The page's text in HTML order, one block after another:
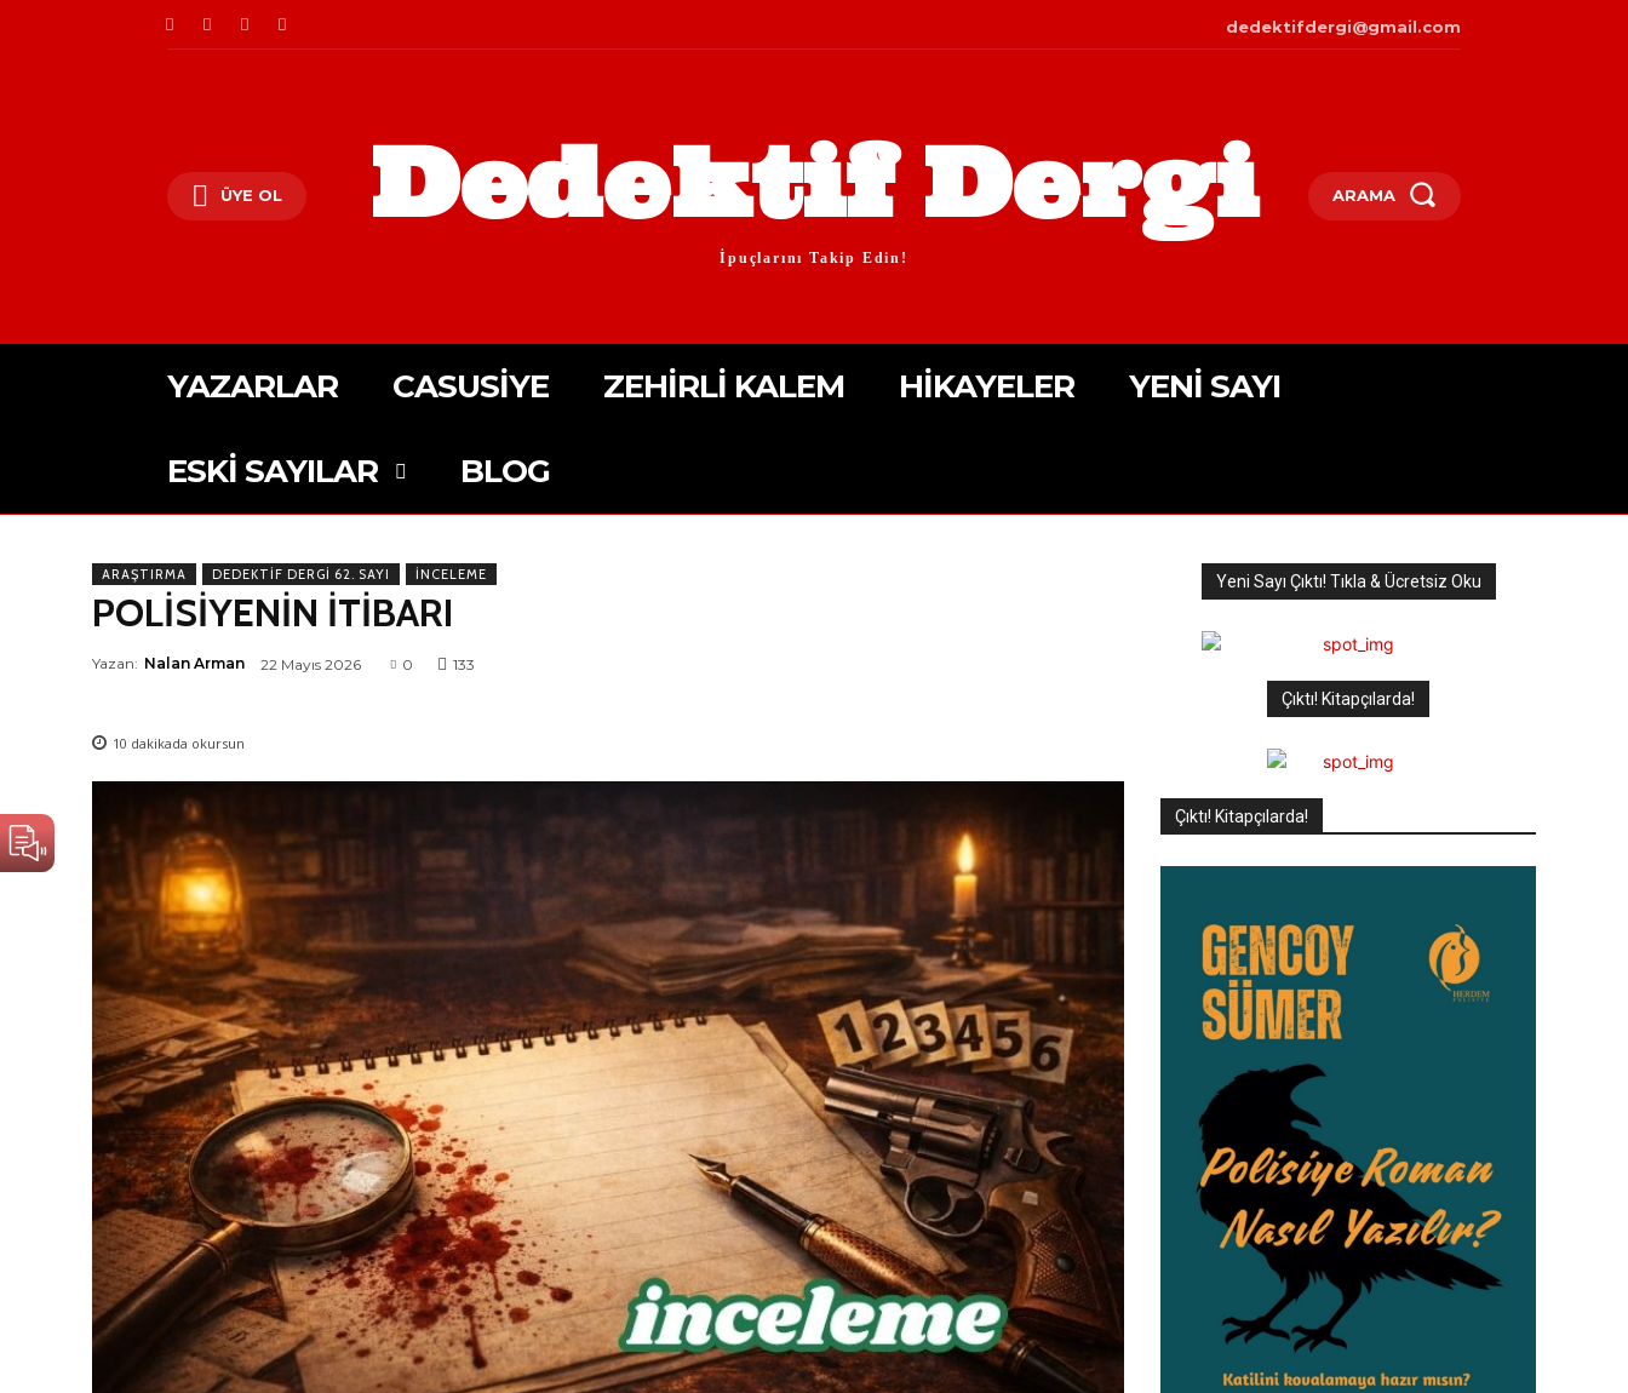
dedektifdergi@gmail.com
ÜYE OL Dedektif Dergi
İpuçlarını Takip Edin!
ARAMA
YAZARLAR CASUSIYE ZEHIRLI KALEM HIKAYELER YENI SAYI
ESKI SAYILAR BLOG
ARAŞTIRMA DEDEKTIF DERGI 62. SAYI İNCELEME
POLİSİYENİN İTİBARI
Yazan: Nalan Arman 22 Mayıs 2026 0 133
10 dakikada okursun
Yeni Sayı Çıktı! Tıkla & Ücretsiz Oku
Çıktı! Kitapçılarda!
Çıktı! Kitapçılarda!